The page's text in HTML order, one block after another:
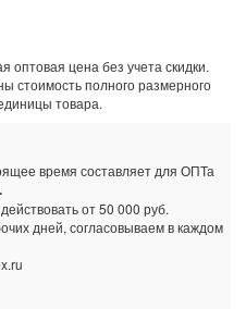
оптовая цена без учета скидки.
стоимость полного размерного
товара.
время составляет для ОПТа
от 50 000 руб.
дней, согласовываем в каждом